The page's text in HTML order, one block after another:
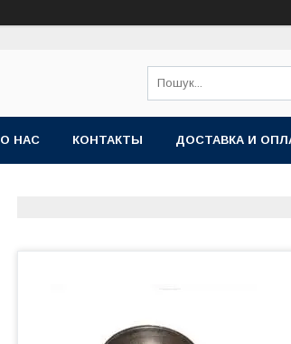
О НАС КОНТАКТЫ ДОСТАВКА И